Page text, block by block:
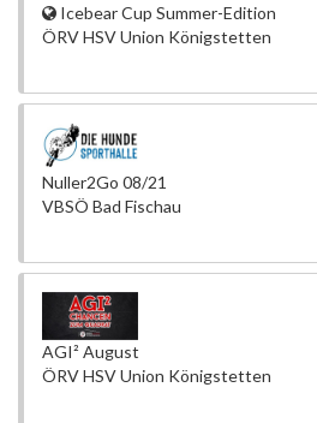
Icebear Cup Summer-Edition
ÖRV HSV Union Königstetten
Nuller2Go 08/21
VBSÖ Bad Fischau
AGI² August
ÖRV HSV Union Königstetten